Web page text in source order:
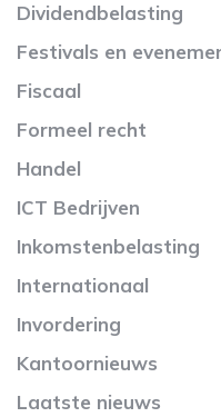
Dividendbelasting
Festivals en
Fiscaal
Formeel recht
Handel
ICT Bedrijven
Inkomstenbelasting
Internationaal
Invordering
Kantoornieuws
Laatste nieuws